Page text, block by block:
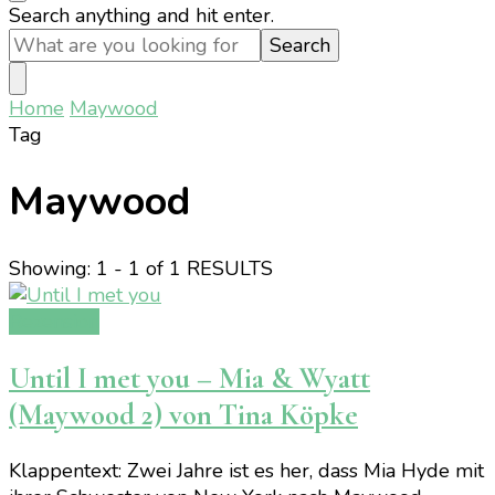
Looking
for
Something?
Search anything and hit enter.
Home Maywood
Tag
Maywood
Showing: 1 - 1 of 1 RESULTS
Until I met you – Mia & Wyatt
(Maywood 2) von Tina Köpke
Klappentext: Zwei Jahre ist es her, dass Mia Hyde mit